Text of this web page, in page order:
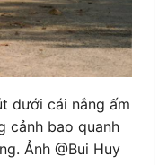
dưới cái nắng ấm
cảnh bao quanh
Ảnh @Bui Huy